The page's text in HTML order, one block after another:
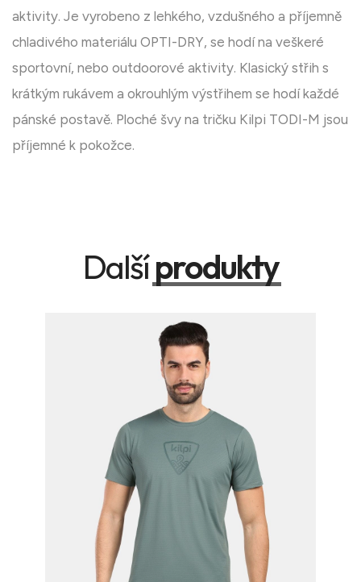
aktivity. Je vyrobeno z lehkého, vzdušného a příjemně
chladivého materiálu OPTI-DRY, se hodí na veškeré
sportovní, nebo outdoorové aktivity. Klasický střih s
krátkým rukávem a okrouhlým výstřihem se hodí každé
pánské postavě. Ploché švy na tričku Kilpi TODI-M jsou
příjemné k pokožce.
Dalšíprodukty